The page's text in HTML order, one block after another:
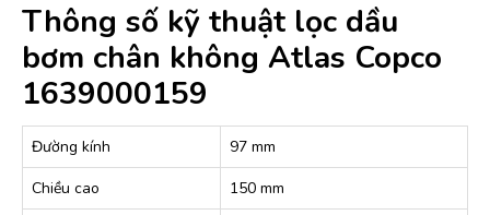
Thông số kỹ thuật lọc dầu
bơm chân không Atlas Copco
1639000159
Đường kính
97 mm
Chiều cao
150 mm